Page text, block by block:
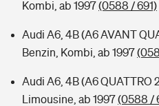
Kombi, ab 1997(0588 / 691)
Audi A6, 4B (A6 AVANT
Benzin, Kombi, ab 1997
Audi A6, 4B (A6 QUATTRO
Limousine, ab 1997(0588 /